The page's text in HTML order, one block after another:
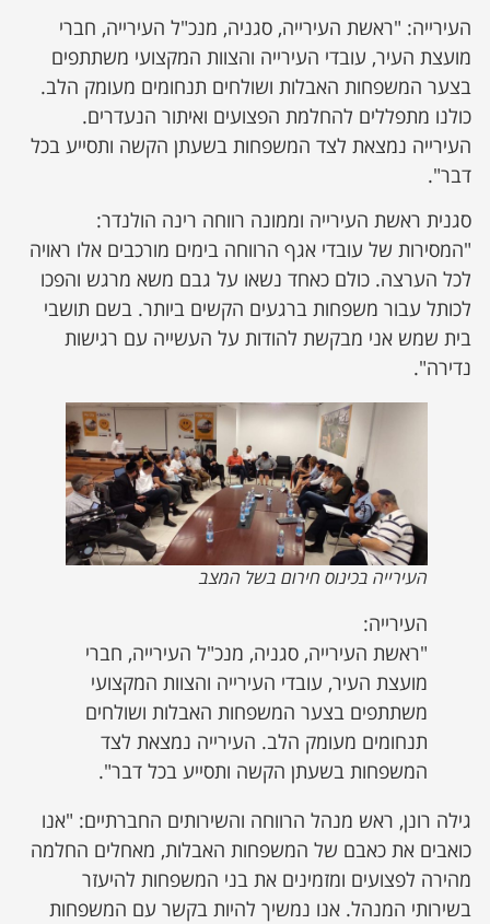
העירייה: "ראשת העירייה, סגניה, מנכ"ל העירייה, חברי
מועצת העיר, עובדי העירייה והצוות המקצועי משתתפים
בצער המשפחות האבלות ושולחים תנחומים מעומק הלב.
כולנו מתפללים להחלמת הפצועים ואיתור הנעדרים.
העירייה נמצאת לצד המשפחות בשעתן הקשה ותסייע בכל
דבר".
סגנית ראשת העירייה וממונה רווחה רינה הולנדר:
"המסירות של עובדי אגף הרווחה בימים מורכבים אלו ראויה
לכל הערצה. כולם כאחד נשאו על גבם משא מרגש והפכו
לכותל עבור משפחות ברגעים הקשים ביותר. בשם תושבי
בית שמש אני מבקשת להודות על העשייה עם רגישות
נדירה".
העירייה בכינוס חירום בשל המצב
העירייה:
"ראשת העירייה, סגניה, מנכ"ל העירייה, חברי
מועצת העיר, עובדי העירייה והצוות המקצועי
משתתפים בצער המשפחות האבלות ושולחים
תנחומים מעומק הלב. העירייה נמצאת לצד
המשפחות בשעתן הקשה ותסייע בכל דבר".
גילה רונן, ראש מנהל הרווחה והשירותים החברתיים: "אנו
כואבים את כאבם של המשפחות האבלות, מאחלים החלמה
מהירה לפצועים ומזמינים את בני המשפחות להיעזר
בשירותי המנהל. אנו נמשיך להיות בקשר עם המשפחות